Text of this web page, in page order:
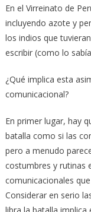
En el Virreinato de
incluyendo azote y
los indios que
escribir (como lo
¿Qué implica esta
comunicacional?
En primer lugar, hay
batalla como si las
pero a menudo
costumbres y rutinas
comunicacionales
Considerar en serio